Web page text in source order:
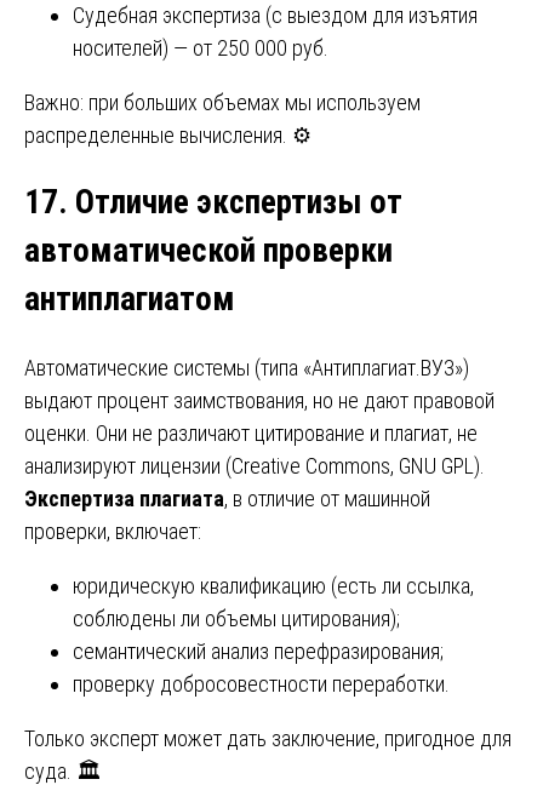
Судебная экспертиза (с выездом для изъятия
носителей) — от 250 000 руб.
Важно: при больших объемах мы используем
распределенные вычисления. ⚙️
17. Отличие экспертизы от
автоматической проверки
антиплагиатом
Автоматические системы (типа «Антиплагиат.ВУЗ»)
выдают процент заимствования, но не дают правовой
оценки. Они не различают цитирование и плагиат, не
анализируют лицензии (Creative Commons, GNU GPL).
Экспертиза плагиата, в отличие от машинной
проверки, включает:
юридическую квалификацию (есть ли ссылка,
соблюдены ли объемы цитирования);
семантический анализ перефразирования;
проверку добросовестности переработки.
Только эксперт может дать заключение, пригодное для
суда. 🏛️